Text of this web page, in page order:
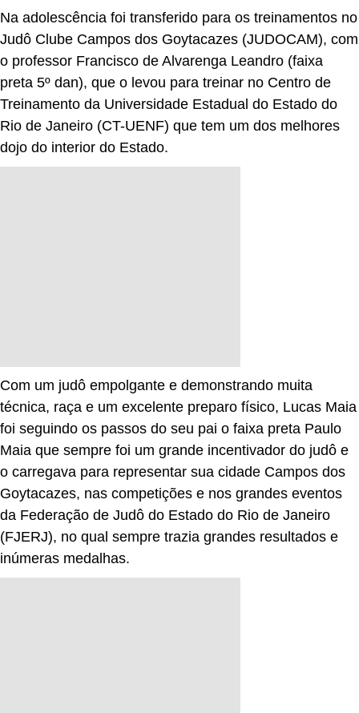
Na adolescência foi transferido para os treinamentos no
Judô Clube Campos dos Goytacazes (JUDOCAM), com
o professor Francisco de Alvarenga Leandro (faixa
preta 5º dan), que o levou para treinar no Centro de
Treinamento da Universidade Estadual do Estado do
Rio de Janeiro (CT-UENF) que tem um dos melhores
dojo do interior do Estado.
Com um judô empolgante e demonstrando muita
técnica, raça e um excelente preparo físico, Lucas Maia
foi seguindo os passos do seu pai o faixa preta Paulo
Maia que sempre foi um grande incentivador do judô e
o carregava para representar sua cidade Campos dos
Goytacazes, nas competições e nos grandes eventos
da Federação de Judô do Estado do Rio de Janeiro
(FJERJ), no qual sempre trazia grandes resultados e
inúmeras medalhas.